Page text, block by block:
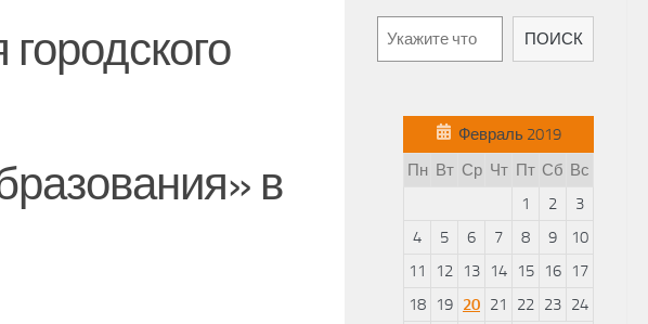
в
Поиск
ПОИСК
Февраль 2019
Пн Вт Ср Чт Пт Сб Вс
1
2
3
4
5 6 7 8 9
10
11
12 13 14 15 16
17
18
19 20 21 22 23 24